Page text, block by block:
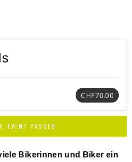
CHF70.00
EVENT PASSED
Bikerinnen und Biker ein